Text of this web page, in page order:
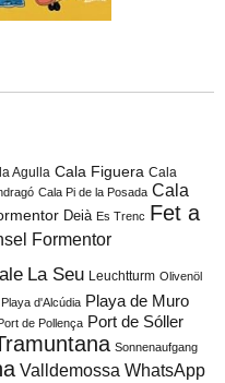
Agulla Cala Figuera Cala
Cala Pi de la Posada Cala
Deià Es Trenc Fet a
Formentor
La Seu Leuchtturm Olivenöl
Playa d'Alcúdia Playa de Muro
Port de Pollença Port de Sóller
Sonnenaufgang
Valldemossa WhatsApp